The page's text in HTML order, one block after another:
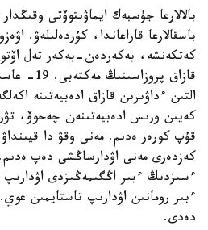
بالالارعا جۇسبەك ايماۋىتوۆتى
باسقالارعا قاراعاندا، كۇردەلىلەۋ.
كەتكەنشە، بەكەردەن-بەكەر تەل
قازاق
التىن ءداۋىرىن قازاق ادەبيەتىنە
كەيىن ورىس ادەبيەتىنەن چەحوۆ،
قۇپ كورەر ەدىم. مەنى وقۋ دا
كەزدەرى مەنى اۋدارساڭشى دەپ
ءسىزدىڭ ءبىر اڭگىمەڭىزدى اۋدارىپ
ءبىر رومانىن اۋدارىپ تاستايمىن
دەدى.